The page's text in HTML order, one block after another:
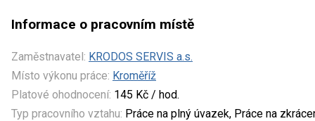
Informace o pracovním místě
Zaměstnavatel: KRODOS SERVIS a.s.
Místo výkonu práce: Kroměříž
Platové ohodnocení: 145 Kč / hod.
Typ pracovního vztahu: Práce na plný úvazek, Práce na